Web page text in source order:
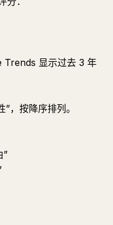
Trends 显示过去 3 年
，按降序排列。
”